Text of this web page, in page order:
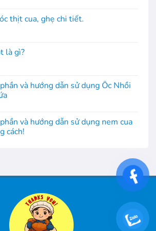
thịt cua, ghẹ chi tiết.
là gì?
và hướng dẫn sử dụng Ốc Nhồi
và hướng dẫn sử dụng nem cua
cách!